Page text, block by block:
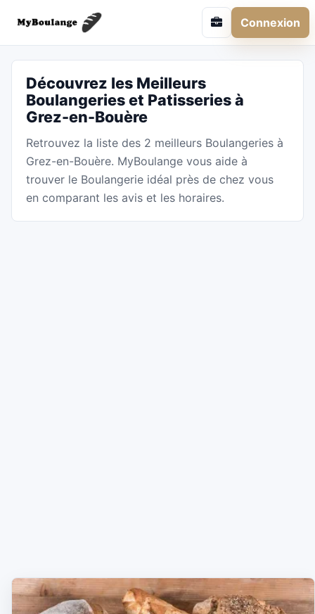
Connexion
Découvrez les Meilleurs
Boulangeries et Patisseries à
Grez-en-Bouère
Retrouvez la liste des 2 meilleurs Boulangeries à
Grez-en-Bouère. MyBoulange vous aide à
trouver le Boulangerie idéal près de chez vous
en comparant les avis et les horaires.